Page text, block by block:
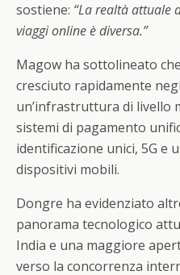
sostiene: “La realtà attuale
viaggi online è diversa.”
Magow ha sottolineato
cresciuto rapidamente
un’infrastruttura di livello
sistemi di pagamento
identificazione unici, 5G e
dispositivi mobili.
Dongre ha evidenziato
panorama tecnologico
India e una maggiore
verso la concorrenza